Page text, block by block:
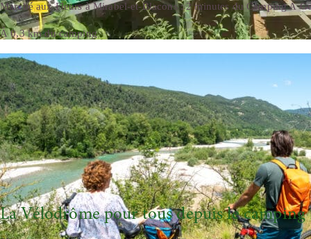
Marché aux Fleurs à Mirabel-et-Blacons : 2 minutes du Camping A
À 0,3 km du camping
La Vélodrôme pour tous depuis le camping